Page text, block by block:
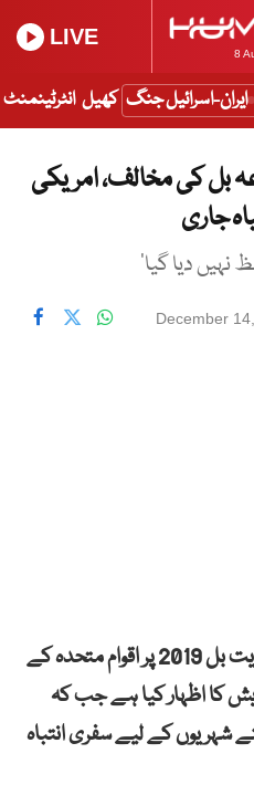
8
LIVE
ایران-اسرائیل جنگ کھیل انٹرٹینمنٹ
بل کی مخالف، امریکی
جاری
دیا گیا’
December
نئی دہلی: متنازعہ بھارتی شہریت بل 2019 پر اقوام متحدہ کے
کا اظہار کیا ہے جب کہ
شہریوں کے لیے سفری انتباہ